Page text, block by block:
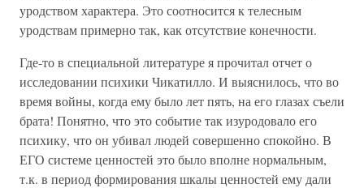
уродством характера. Это соотносится к телесным
уродствам примерно так, как отсутствие конечности.
Где-то в специальной литературе я прочитал отчет о
исследовании психики Чикатилло. И выяснилось, что во
время войны, когда ему было лет пять, на его глазах съели
брата! Понятно, что это событие так изуродовало его
психику, что он убивал людей совершенно спокойно. В
ЕГО системе ценностей это было вполне нормальным,
т.к. в период формирования шкалы ценностей ему дали